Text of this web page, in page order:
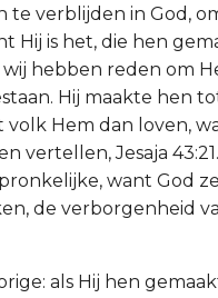
te verblijden in God,
Hij is het, die hen
hebben reden om
Hij maakte hen
Hem dan loven,
Jesaja 43:21.
want God
de verborgenheid
als Hij hen